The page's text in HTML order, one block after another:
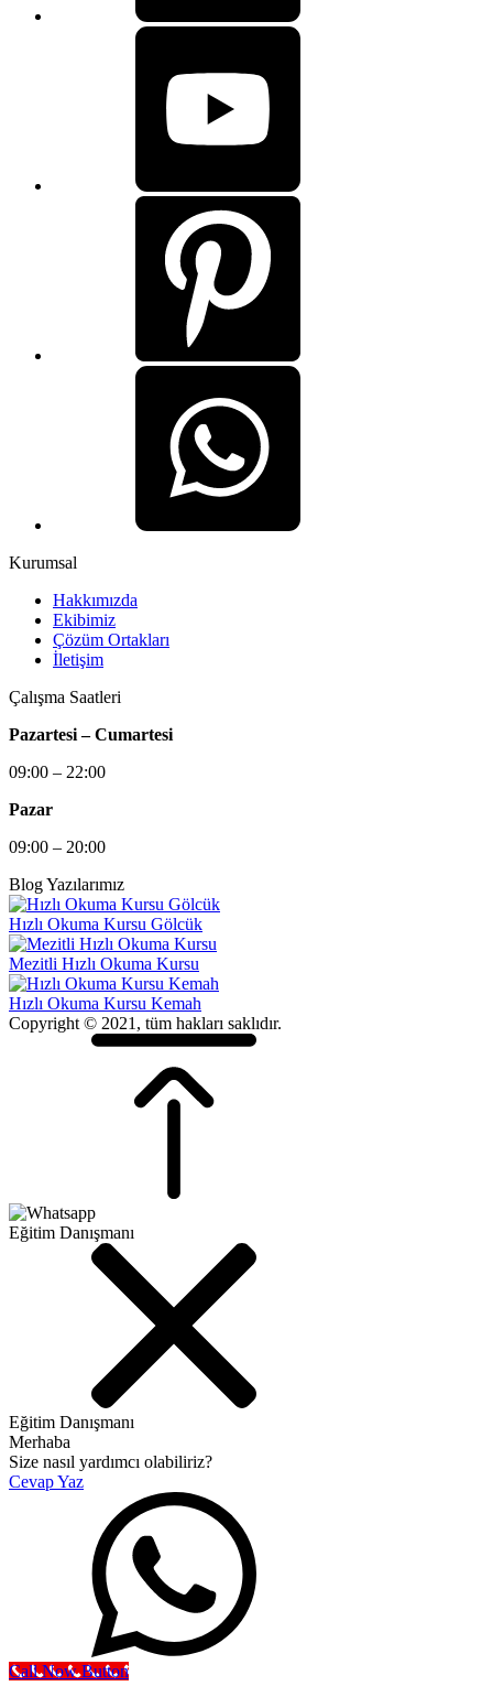
Kurumsal
Hakkımızda
Ekibimiz
Çözüm Ortakları
İletişim
Çalışma Saatleri
Pazartesi – Cumartesi
09:00 – 22:00
Pazar
09:00 – 20:00
Blog Yazılarımız
Hızlı Okuma Kursu Gölcük
Mezitli Hızlı Okuma Kursu
Hızlı Okuma Kursu Kemah
Copyright © 2021, tüm hakları saklıdır.
Eğitim Danışmanı
Eğitim Danışmanı
Merhaba
Size nasıl yardımcı olabiliriz?
Cevap Yaz
Call Now Button